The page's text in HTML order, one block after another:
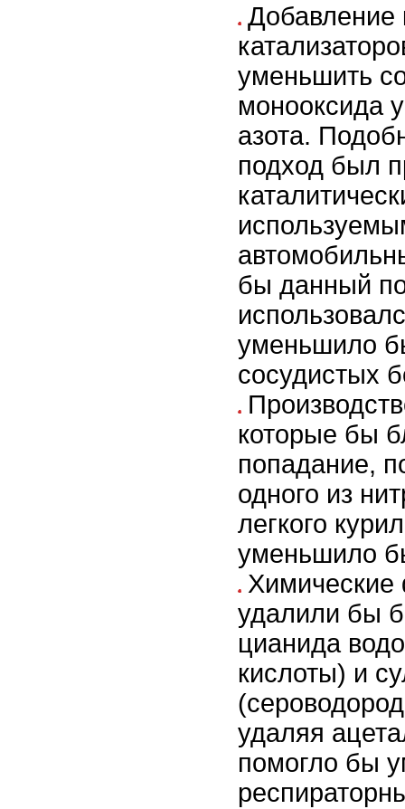
Добавление
уменьшить
монооксида
азота.
подход был
бы данный
уменьшило
сосудистых
П
которые бы
попадание,
одного из
легкого
уменьшило
Х
удалили бы
цианида
кислоты) и
удаляя
помогло бы